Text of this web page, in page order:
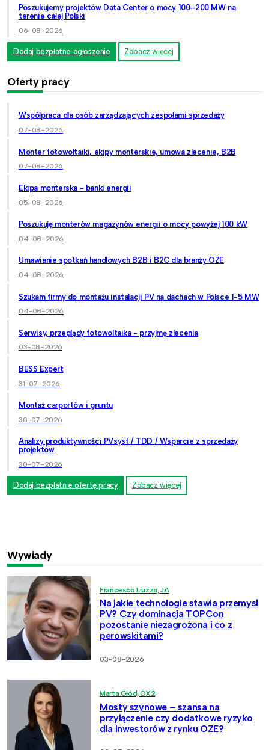
Poszukujemy projektów Data Center o mocy 100–200 MW na
terenie całej Polski
06-08-2026
Dodaj bezpłatne ogłoszenie Zobacz więcej
Oferty pracy
Współpraca dla osób zarządzających zespołami sprzedaży
07-08-2026
Monter fotowoltaiki, ekipy monterskie, umowa zlecenie, B2B
07-08-2026
Ekipa monterska - banki energii
05-08-2026
Poszukuję monterów magazynów energii o mocy powyżej 100 kW
04-08-2026
Umawianie spotkań handlowych B2B i B2C dla branży OZE
04-08-2026
Szukam firmy do montażu instalacji PV na dachach w Polsce 1-5 MW
04-08-2026
Serwisy, przeglądy fotowoltaika - przyjmę zlecenia
03-08-2026
BESS Expert
31-07-2026
Montaż carportów i gruntu
30-07-2026
Analizy produktywności PVsyst / TDD / Wsparcie z sprzedaży
projektów
30-07-2026
Dodaj bezpłatnie ofertę pracy Zobacz więcej
Wywiady
Francesco Liuzza, JA
Na jakie technologie stawia przemysł
PV? Czy dominacja TOPCon
pozostanie niezagrożona i co z
perowskitami?
03-08-2026
Marta Głód, OX2
Mosty szynowe – szansa na
przyłączenie czy dodatkowe ryzyko
dla inwestorów z rynku OZE?